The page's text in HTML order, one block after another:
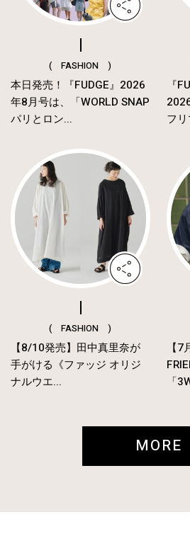
( FASHION )
本日発売！『FUDGE』2026
年8月号は、「WORLD SNAP
パリとロン...
『
フ
( FASHION )
【8/10発売】田中真里奈が
手がける《ファッジ オリジ
ナルウエ...
【
「
MORE